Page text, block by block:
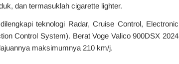
dan termasuklah cigarette lighter.
teknologi Radar, Cruise Control, Electronic
Control System). Berat Voge Valico 900DSX 2024
maksimumnya 210 km/j.